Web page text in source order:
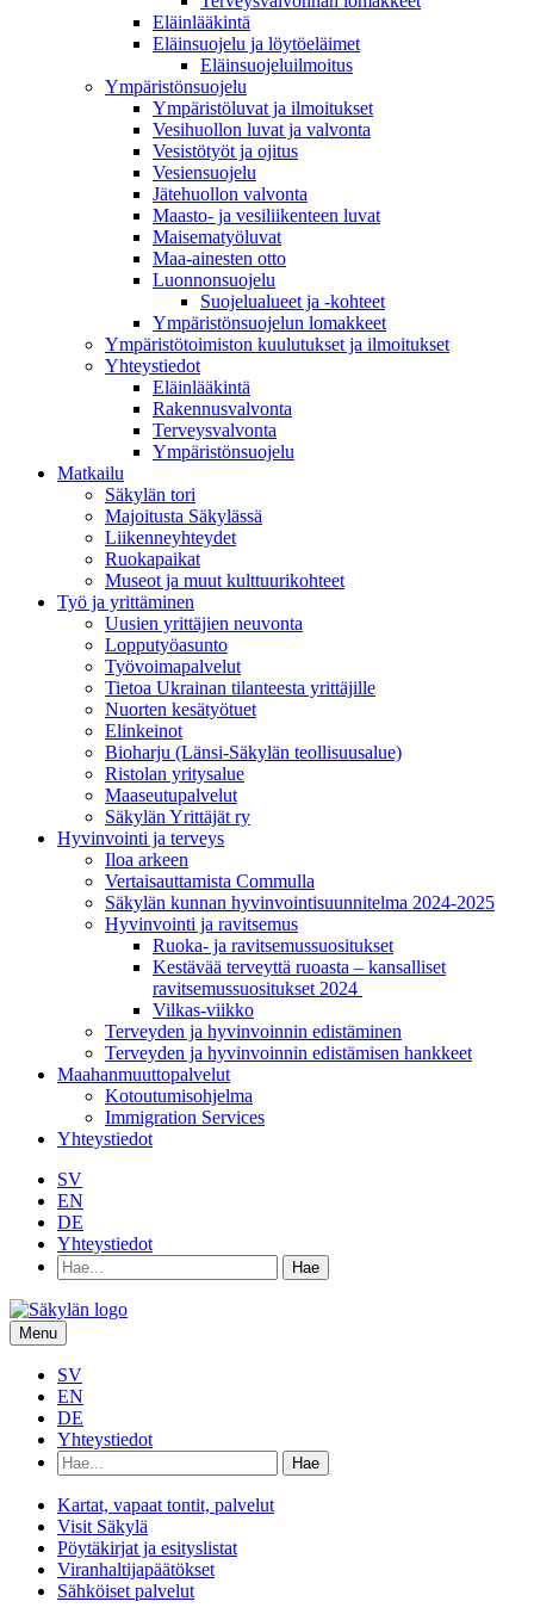
Eläinlääkintä
Eläinsuojelu ja löytöeläimet
Eläinsuojeluilmoitus
Ympäristönsuojelu
Ympäristöluvat ja ilmoitukset
Vesihuollon luvat ja valvonta
Vesistötyöt ja ojitus
Vesiensuojelu
Jätehuollon valvonta
Maasto- ja vesiliikenteen luvat
Maisematyöluvat
Maa-ainesten otto
Luonnonsuojelu
Suojelualueet ja -kohteet
Ympäristönsuojelun lomakkeet
Ympäristötoimiston kuulutukset ja ilmoitukset
Yhteystiedot
Eläinlääkintä
Rakennusvalvonta
Terveysvalvonta
Ympäristönsuojelu
Mat­kailu
Säkylän tori
Majoitusta Säkylässä
Liikenneyhteydet
Ruokapaikat
Museot ja muut kulttuurikohteet
Työ ja yrittä­minen
Uusien yrittäjien neuvonta
Lopputyöasunto
Työvoimapalvelut
Tietoa Ukrainan tilanteesta yrittäjille
Nuorten kesätyötuet
Elinkeinot
Bioharju (Länsi-Säkylän teollisuusalue)
Ristolan yritysalue
Maaseutupalvelut
Säkylän Yrittäjät ry
Hyvinvointi ja terveys
Iloa arkeen
Vertaisauttamista Commulla
Säkylän kunnan hyvinvointisuunnitelma 2024-2025
Hyvinvointi ja ravitsemus
Ruoka- ja ravitsemussuositukset
Kestävää terveyttä ruoasta – kansalliset
ravitsemussuositukset 2024
Vilkas-viikko
Terveyden ja hyvinvoinnin edistäminen
Terveyden ja hyvinvoinnin edistämisen hankkeet
Maahanmuuttopalvelut
Kotoutumisohjelma
Immigration Services
Yhteystiedot
SV
EN
DE
Yhteystiedot
Hae
hakusanalla:
Menu
SV
EN
DE
Yhteystiedot
Hae
hakusanalla:
Kartat, vapaat tontit, palvelut
Visit Säkylä
Pöytäkirjat ja esityslistat
Viranhaltijapäätökset
Sähköiset palvelut